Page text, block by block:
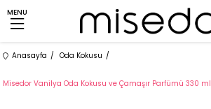
MENU
Anasayfa Oda Kokusu
Misedor Vanilya Oda Kokusu ve Çamaşır Parfümü 330 ml